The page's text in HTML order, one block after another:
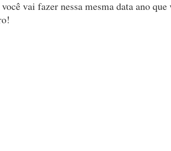
vai fazer nessa mesma data ano